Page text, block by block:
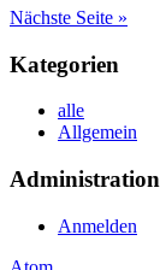
Nächste Seite »
Kategorien
alle
Allgemein
Administration
Anmelden